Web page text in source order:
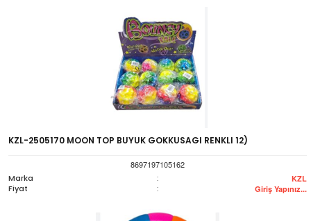
KZL-2505170 MOON TOP BUYUK GOKKUSAGI RENKLI 12)
8697197105162
Marka
: KZL
Fiyat : Giriş Yapınız...